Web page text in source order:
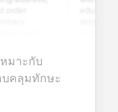
for
มาะกับ
คลุมทักษะ